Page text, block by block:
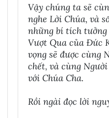
Vậy chúng ta sẽ
nghe Lời Chúa, và
những bí tích
Vượt Qua của Đức
vọng sẽ được cùng
chết, và cùng
với Chúa Cha.
Rồi ngài đọc lời